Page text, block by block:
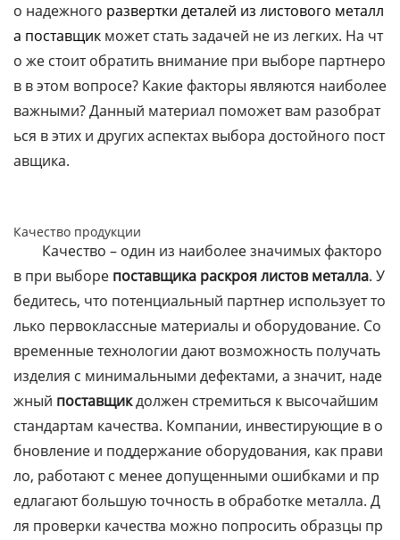
о надежного развертки деталей из листового металл
а поставщик может стать задачей не из легких. На чт
о же стоит обратить внимание при выборе партнеро
в в этом вопросе? Какие факторы являются наиболее
важными? Данный материал поможет вам разобрат
ься в этих и других аспектах выбора достойного пост
авщика.
Качество продукции
Качество – один из наиболее значимых факторо
в при выборе поставщика раскроя листов металла. У
бедитесь, что потенциальный партнер использует то
лько первоклассные материалы и оборудование. Со
временные технологии дают возможность получать
изделия с минимальными дефектами, а значит, наде
жный поставщикдолжен стремиться к высочайшим
стандартам качества. Компании, инвестирующие в о
бновление и поддержание оборудования, как прави
ло, работают с менее допущенными ошибками и пр
едлагают большую точность в обработке металла. Д
ля проверки качества можно попросить образцы пр